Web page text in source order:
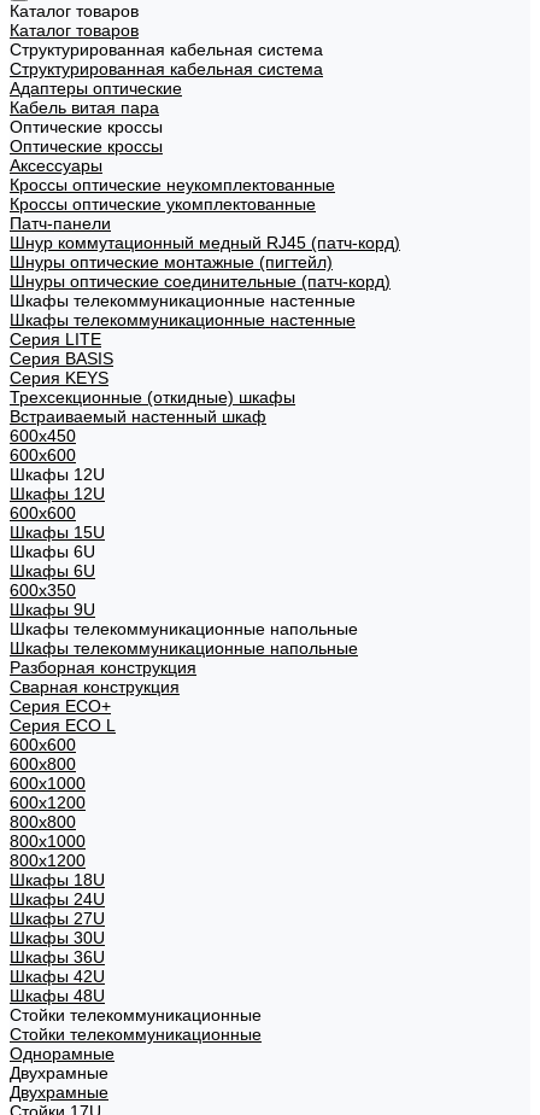
Каталог товаров
Каталог товаров
Структурированная кабельная система
Структурированная кабельная система
Адаптеры оптические
Кабель витая пара
Оптические кроссы
Оптические кроссы
Аксессуары
Кроссы оптические неукомплектованные
Кроссы оптические укомплектованные
Патч-панели
Шнур коммутационный медный RJ45 (патч-корд)
Шнуры оптические монтажные (пигтейл)
Шнуры оптические соединительные (патч-корд)
Шкафы телекоммуникационные настенные
Шкафы телекоммуникационные настенные
Cерия LITE
Cерия BASIS
Cерия KEYS
Трехсекционные (откидные) шкафы
Встраиваемый настенный шкаф
600x450
600x600
Шкафы 12U
Шкафы 12U
600x600
Шкафы 15U
Шкафы 6U
Шкафы 6U
600x350
Шкафы 9U
Шкафы телекоммуникационные напольные
Шкафы телекоммуникационные напольные
Разборная конструкция
Сварная конструкция
Серия ECO+
Серия ECO L
600x600
600x800
600х1000
600х1200
800x800
800х1000
800х1200
Шкафы 18U
Шкафы 24U
Шкафы 27U
Шкафы 30U
Шкафы 36U
Шкафы 42U
Шкафы 48U
Стойки телекоммуникационные
Стойки телекоммуникационные
Однорамные
Двухрамные
Двухрамные